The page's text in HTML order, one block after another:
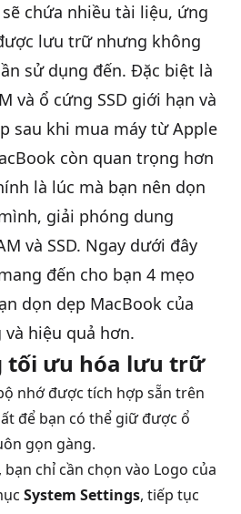
chứa nhiều tài liệu, ứng
lưu trữ nhưng không
sử dụng đến. Đặc biệt là
và ổ cứng SSD giới hạn và
sau khi mua máy từ Apple
còn quan trọng hơn
là lúc mà bạn nên dọn
giải phóng dung
và SSD. Ngay dưới đây
đến cho bạn 4 mẹo
dọn dẹp MacBook của
hiệu quả hơn.
tối ưu hóa lưu trữ
nhớ được tích hợp sẵn trên
để bạn có thể giữ được ổ
gọn gàng.
chỉ cần chọn vào Logo của
System Settings, tiếp tục